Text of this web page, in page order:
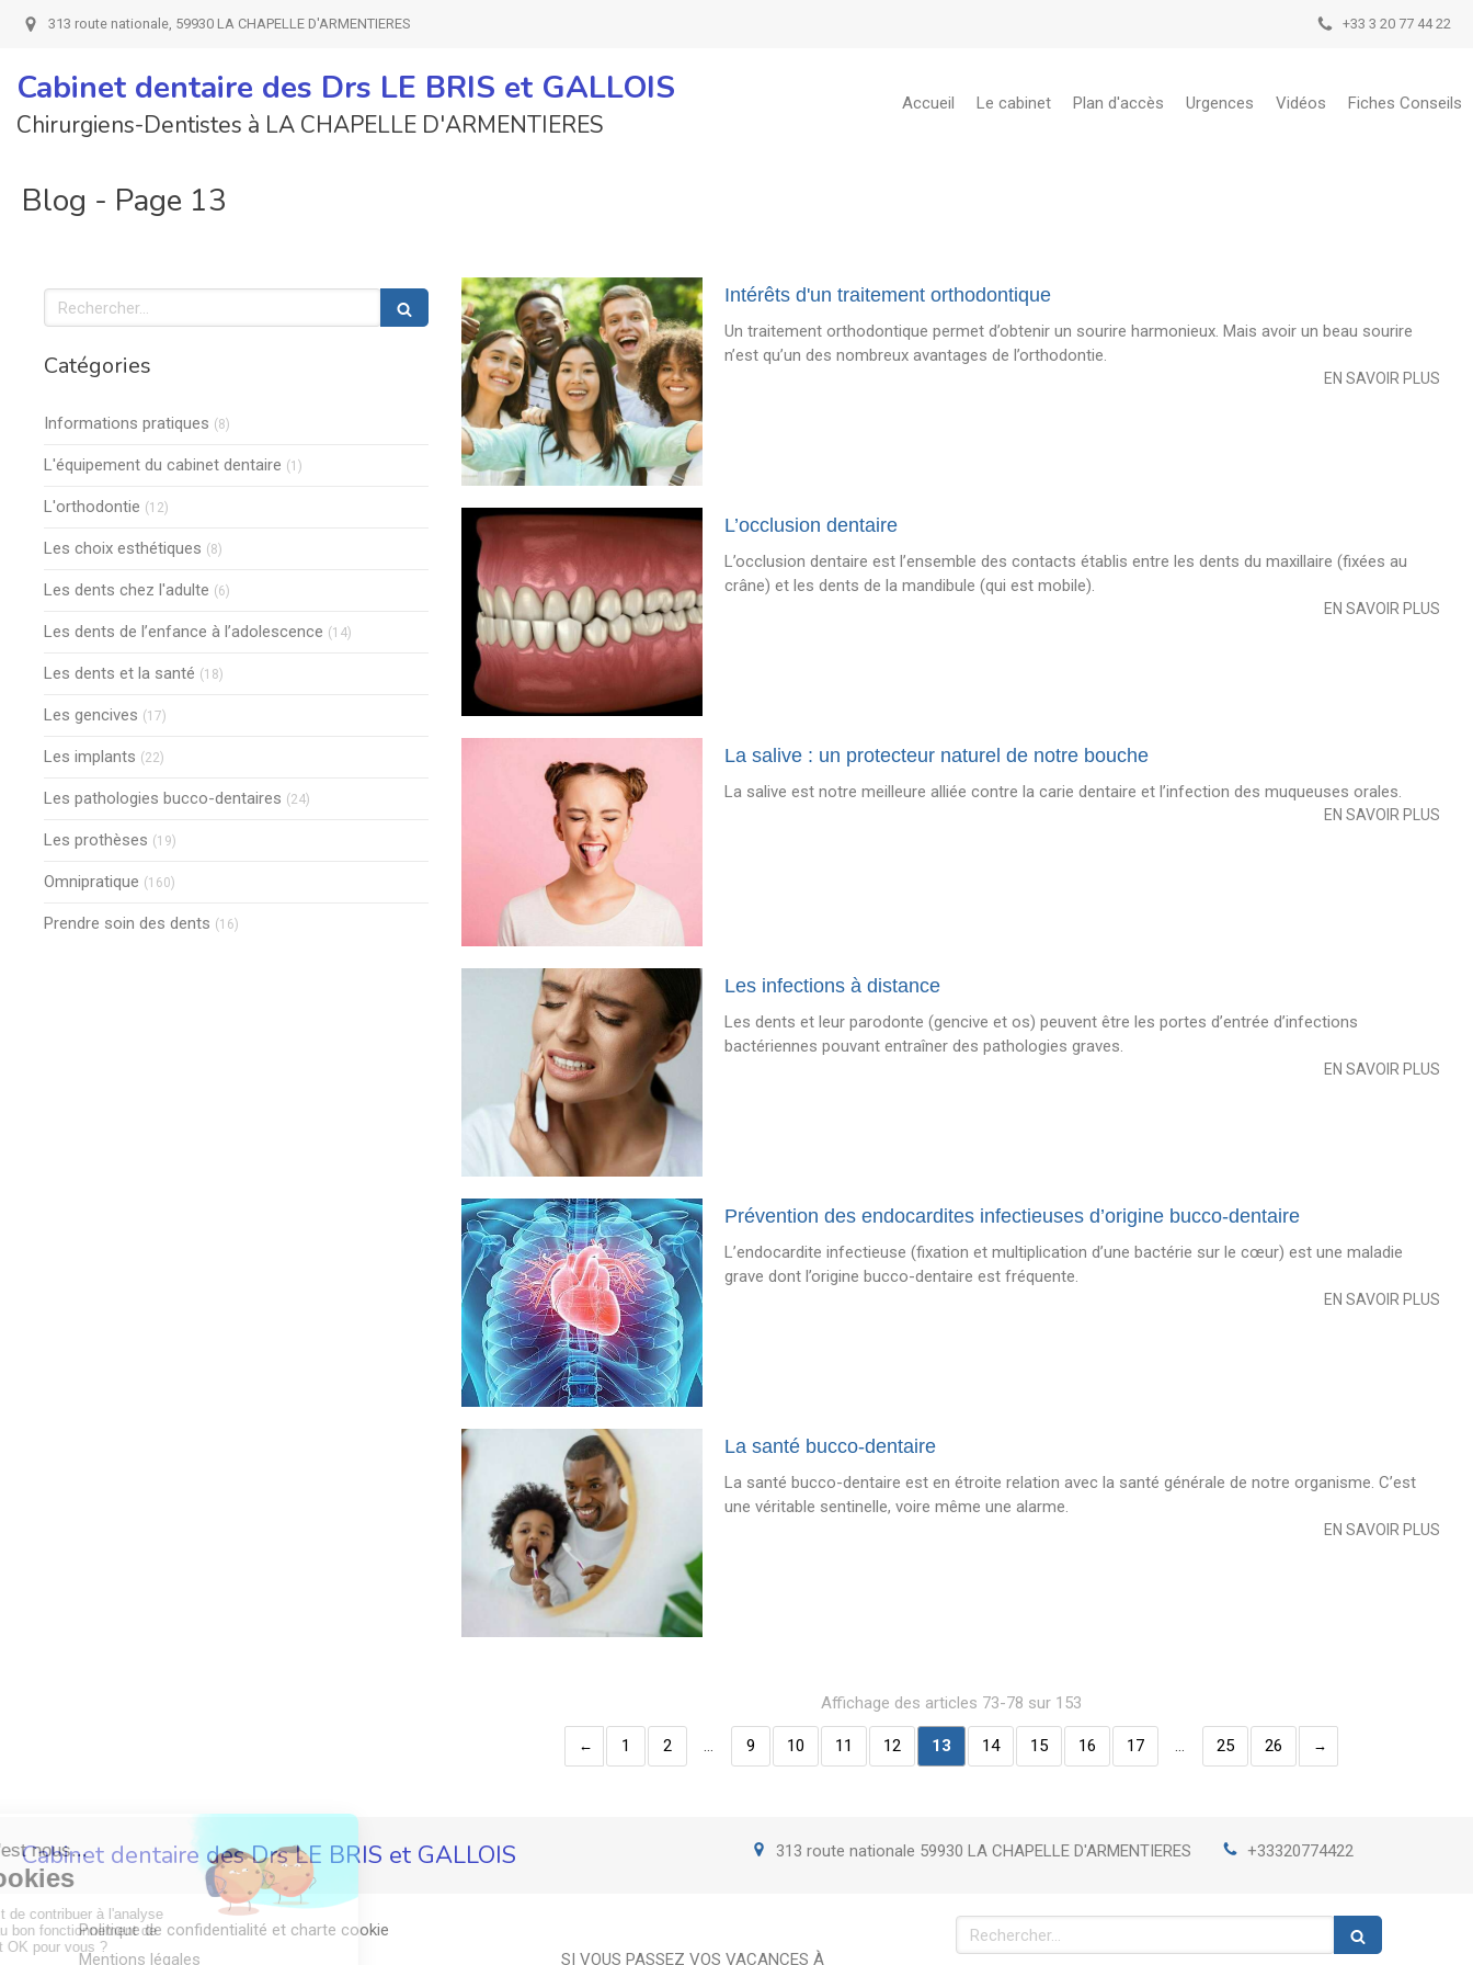
313 route nationale, 59930 LA CHAPELLE D'ARMENTIERES +33 3 20 77 44 22
Accueil Le cabinet Plan d'accès Urgences Vidéos Fiches Conseils
Cabinet dentaire des Drs LE BRIS et GALLOIS
Chirurgiens-Dentistes à LA CHAPELLE D'ARMENTIERES
Blog - Page 13
Intérêts d'un traitement orthodontique
Un traitement orthodontique permet d’obtenir un sourire harmonieux. Mais avoir un beau sourire
n’est qu’un des nombreux avantages de l’orthodontie.
EN SAVOIR PLUS
L’occlusion dentaire
L’occlusion dentaire est l’ensemble des contacts établis entre les dents du maxillaire (fixées au
crâne) et les dents de la mandibule (qui est mobile).
EN SAVOIR PLUS
La salive : un protecteur naturel de notre bouche
La salive est notre meilleure alliée contre la carie dentaire et l’infection des muqueuses orales.
EN SAVOIR PLUS
Les infections à distance
Les dents et leur parodonte (gencive et os) peuvent être les portes d’entrée d’infections
bactériennes pouvant entraîner des pathologies graves.
EN SAVOIR PLUS
Prévention des endocardites infectieuses d’origine bucco-dentaire
L’endocardite infectieuse (fixation et multiplication d’une bactérie sur le cœur) est une maladie
grave dont l’origine bucco-dentaire est fréquente.
EN SAVOIR PLUS
La santé bucco-dentaire
La santé bucco-dentaire est en étroite relation avec la santé générale de notre organisme. C’est
une véritable sentinelle, voire même une alarme.
EN SAVOIR PLUS
Affichage des articles 73-78 sur 153
1 2 … 9 10 11 12 13 14 15 16 17 … 25 26
Rechercher
Catégories
Informations pratiques (8)
L'équipement du cabinet dentaire (1)
L'orthodontie (12)
Les choix esthétiques (8)
Les dents chez l'adulte (6)
Les dents de l’enfance à l’adolescence (14)
Les dents et la santé (18)
Les gencives (17)
Les implants (22)
Les pathologies bucco-dentaires (24)
Les prothèses (19)
Omnipratique (160)
Prendre soin des dents (16)
Cabinet dentaire des Drs LE BRIS et GALLOIS 313 route nationale 59930 LA CHAPELLE D'ARMENTIERES +33320774422
Politique de confidentialité et charte cookie
Mentions légales
SI VOUS PASSEZ VOS VACANCES À
Rechercher